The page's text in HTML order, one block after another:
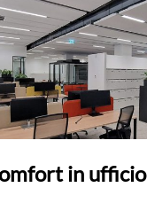
in ufficio